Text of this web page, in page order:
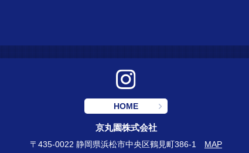
HOME
京丸園株式会社
〒435-0022 静岡県浜松市中央区鶴見町386-1
MAP